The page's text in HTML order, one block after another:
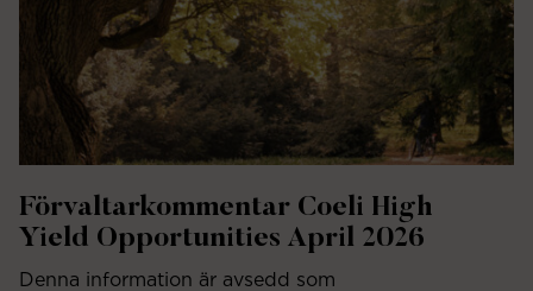
Förvaltarkommentar Coeli High
Yield Opportunities April 2026
Denna information är avsedd som